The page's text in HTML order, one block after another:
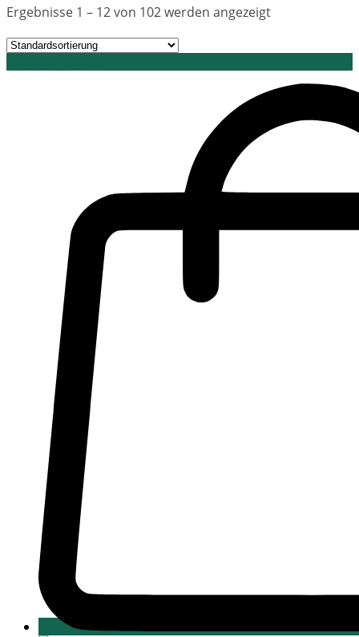
Ergebnisse 1 – 12 von 102 werden angezeigt